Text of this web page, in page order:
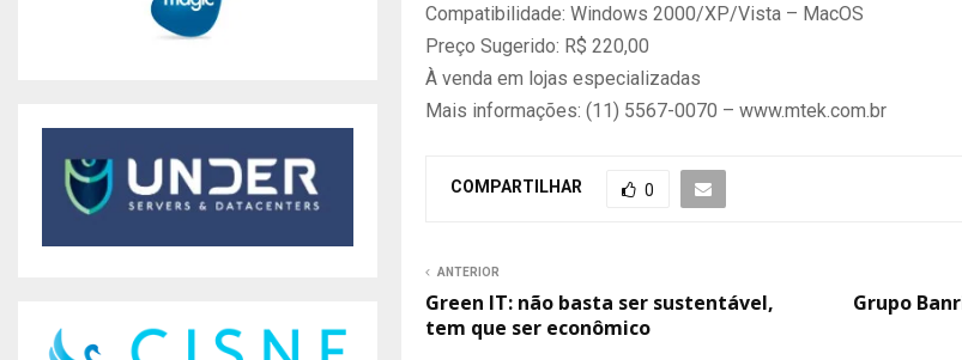
Compatibilidade: Windows 2000/XP/Vista – MacOS
Preço Sugerido: R$ 220,00
À venda em lojas especializadas
Mais informações: (11) 5567-0070 – www.mtek.com.br
COMPARTILHAR 0
ANTERIOR
Green IT: não basta ser sustentável,
tem que ser econômico
Grupo